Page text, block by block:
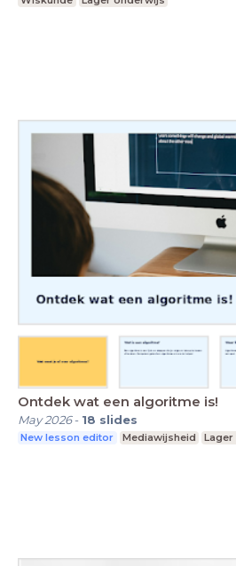
Ontdek wat een algoritme is!
May 2026- 18 slides
New lesson editor Mediawijsheid